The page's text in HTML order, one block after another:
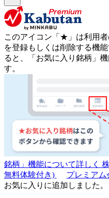
このアイコン 「★」 は利用
を登録もしくは削除する機能
ると、「お気に入り銘柄」
す。
銘柄」機能について詳しく
無料体験付き)
プレミアム
お気に入りに追加しました。